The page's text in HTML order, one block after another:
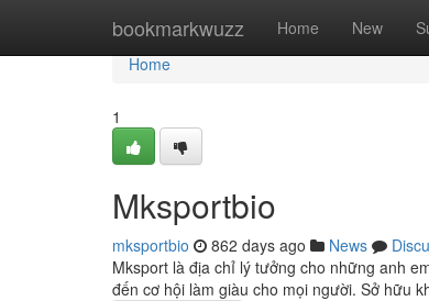
bookmarkwuzz Home New
Home
Home
1
Mksportbio
mksportbio 862 days ago News
Mksport là địa chỉ lý tưởng cho những anh
đến cơ hội làm giàu cho mọi người. Sở hữu